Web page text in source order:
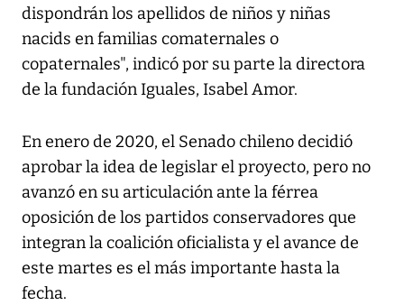
dispondrán los apellidos de niños y niñas
nacids en familias comaternales o
copaternales", indicó por su parte la directora
de la fundación Iguales, Isabel Amor.
En enero de 2020, el Senado chileno decidió
aprobar la idea de legislar el proyecto, pero no
avanzó en su articulación ante la férrea
oposición de los partidos conservadores que
integran la coalición oficialista y el avance de
este martes es el más importante hasta la
fecha.